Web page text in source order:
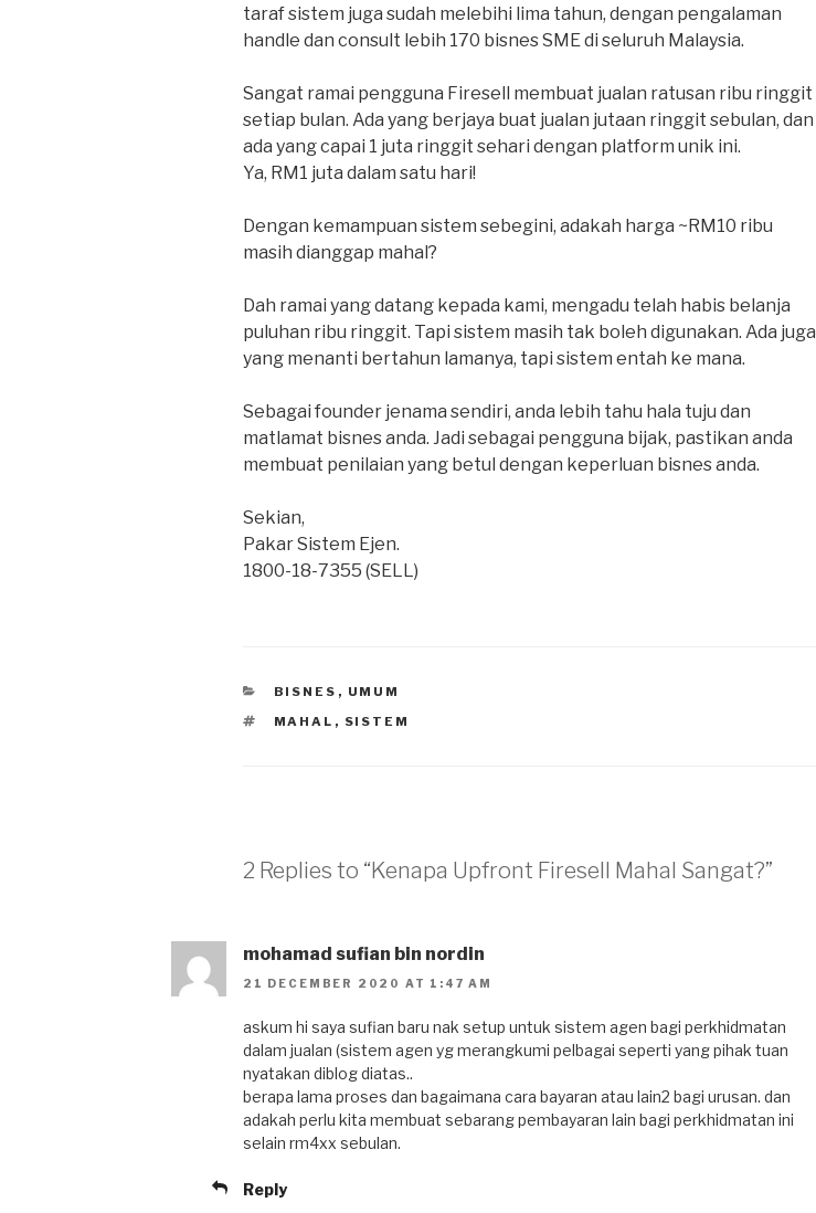
taraf sistem juga sudah melebihi lima tahun, dengan pengalaman
handle dan consult lebih 170 bisnes SME di seluruh Malaysia.
Sangat ramai pengguna Firesell membuat jualan ratusan ribu ringgit
setiap bulan. Ada yang berjaya buat jualan jutaan ringgit sebulan, dan
ada yang capai 1 juta ringgit sehari dengan platform unik ini.
Ya, RM1 juta dalam satu hari!
Dengan kemampuan sistem sebegini, adakah harga ~RM10 ribu
masih dianggap mahal?
Dah ramai yang datang kepada kami, mengadu telah habis belanja
puluhan ribu ringgit. Tapi sistem masih tak boleh digunakan. Ada juga
yang menanti bertahun lamanya, tapi sistem entah ke mana.
Sebagai founder jenama sendiri, anda lebih tahu hala tuju dan
matlamat bisnes anda. Jadi sebagai pengguna bijak, pastikan anda
membuat penilaian yang betul dengan keperluan bisnes anda.
Sekian,
Pakar Sistem Ejen.
1800-18-7355 (SELL)
CATEGORIES
BISNES , UMUM
TAGS
MAHAL , SISTEM
2 Replies to “Kenapa Upfront Firesell Mahal Sangat?”
mohamad sufian bin nordin
21 DECEMBER 2020 AT 1:47 AM
askum hi saya sufian baru nak setup untuk sistem agen bagi perkhidmatan
dalam jualan (sistem agen yg merangkumi pelbagai seperti yang pihak tuan
nyatakan diblog diatas..
berapa lama proses dan bagaimana cara bayaran atau lain2 bagi urusan. dan
adakah perlu kita membuat sebarang pembayaran lain bagi perkhidmatan ini
selain rm4xx sebulan.
Reply